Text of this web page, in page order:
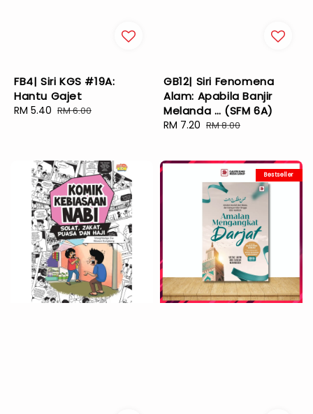
FB4| Siri KGS #19A:
Hantu Gajet
Sale
RM 5.40 Regular
RM 6.00
GB12| Siri Fenomena
Alam: Apabila Banjir
Melanda … (SFM 6A)
Sale
RM 7.20 Regular
RM 8.00
Bestseller